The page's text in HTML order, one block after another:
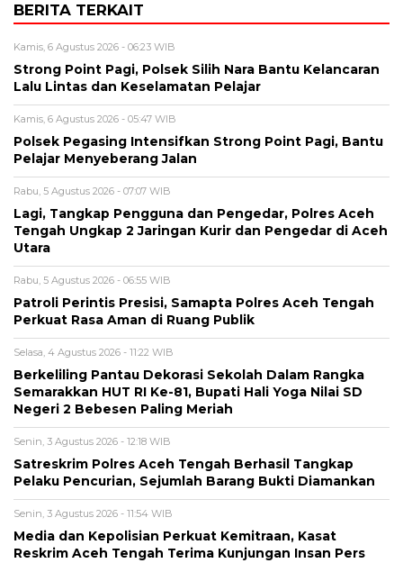
BERITA TERKAIT
Kamis, 6 Agustus 2026 - 06:23 WIB
Strong Point Pagi, Polsek Silih Nara Bantu Kelancaran
Lalu Lintas dan Keselamatan Pelajar
Kamis, 6 Agustus 2026 - 05:47 WIB
Polsek Pegasing Intensifkan Strong Point Pagi, Bantu
Pelajar Menyeberang Jalan
Rabu, 5 Agustus 2026 - 07:07 WIB
Lagi, Tangkap Pengguna dan Pengedar, Polres Aceh
Tengah Ungkap 2 Jaringan Kurir dan Pengedar di Aceh
Utara
Rabu, 5 Agustus 2026 - 06:55 WIB
Patroli Perintis Presisi, Samapta Polres Aceh Tengah
Perkuat Rasa Aman di Ruang Publik
Selasa, 4 Agustus 2026 - 11:22 WIB
Berkeliling Pantau Dekorasi Sekolah Dalam Rangka
Semarakkan HUT RI Ke-81, Bupati Hali Yoga Nilai SD
Negeri 2 Bebesen Paling Meriah
Senin, 3 Agustus 2026 - 12:18 WIB
Satreskrim Polres Aceh Tengah Berhasil Tangkap
Pelaku Pencurian, Sejumlah Barang Bukti Diamankan
Senin, 3 Agustus 2026 - 11:54 WIB
Media dan Kepolisian Perkuat Kemitraan, Kasat
Reskrim Aceh Tengah Terima Kunjungan Insan Pers